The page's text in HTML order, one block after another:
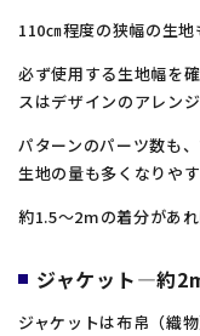
110㎝程度の狭幅の生地
必ず使用する生地幅を
スはデザインのアレン
パターンのパーツ数も
生地の量も多くなりやす
約1.5～2mの着分があれ
ジャケット―約
ジャケットは布帛（織